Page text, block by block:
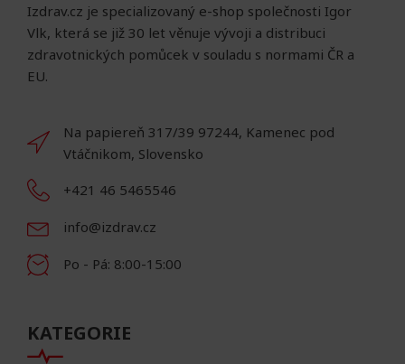
Izdrav.cz je specializovaný e-shop společnosti Igor
Vlk, která se již 30 let věnuje vývoji a distribuci
zdravotnických pomůcek v souladu s normami ČR a
EU.
Na papiereň 317/39 97244, Kamenec pod
Vtáčnikom, Slovensko
+421 46 5465546
info@izdrav.cz
Po - Pá: 8:00-15:00
KATEGORIE